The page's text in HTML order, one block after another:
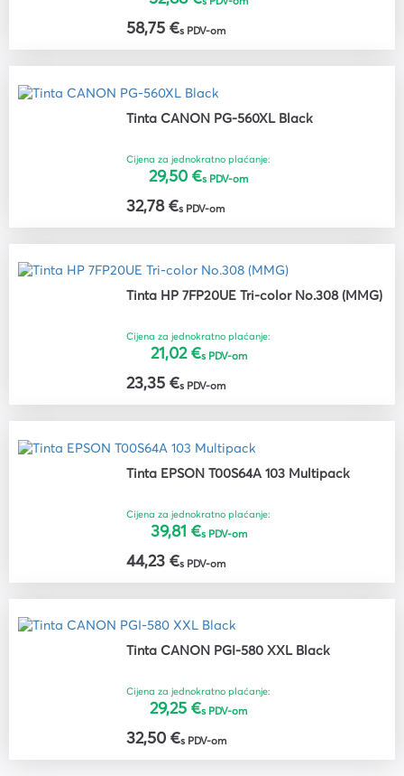
58,75 €s PDV-om
Tinta CANON PG-560XL Black
Cijena za jednokratno plaćanje:
29,50 €s PDV-om
32,78 €s PDV-om
Tinta HP 7FP20UE Tri-color No.308 (MMG)
Cijena za jednokratno plaćanje:
21,02 €s PDV-om
23,35 €s PDV-om
Tinta EPSON T00S64A 103 Multipack
Cijena za jednokratno plaćanje:
39,81 €s PDV-om
44,23 €s PDV-om
Tinta CANON PGI-580 XXL Black
Cijena za jednokratno plaćanje:
29,25 €s PDV-om
32,50 €s PDV-om